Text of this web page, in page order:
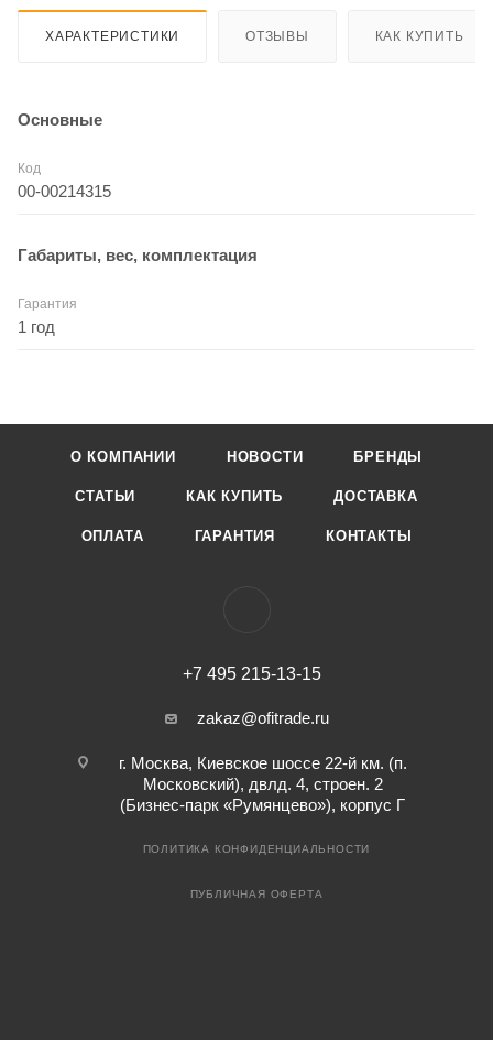
ХАРАКТЕРИСТИКИ ОТЗЫВЫ КАК КУПИТЬ
Основные
Код
00-00214315
Габариты, вес, комплектация
Гарантия
1 год
О КОМПАНИИ НОВОСТИ БРЕНДЫ
СТАТЬИ КАК КУПИТЬ ДОСТАВКА
ОПЛАТА ГАРАНТИЯ КОНТАКТЫ
+7 495 215-13-15
zakaz@ofitrade.ru
г. Москва, Киевское шоссе 22-й км. (п.
Московский), двлд. 4, строен. 2
(Бизнес-парк «Румянцево»), корпус Г
ПОЛИТИКА КОНФИДЕНЦИАЛЬНОСТИ
ПУБЛИЧНАЯ ОФЕРТА